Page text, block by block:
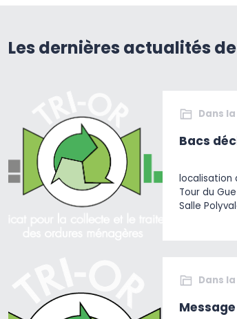
Les dernières actualités
Dans
Bacs
localisation
Tour du
Salle
Dans